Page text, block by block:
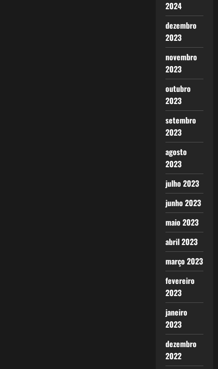
2024
dezembro
2023
novembro
2023
outubro
2023
setembro
2023
agosto
2023
julho 2023
junho 2023
maio 2023
abril 2023
março 2023
fevereiro
2023
janeiro
2023
dezembro
2022